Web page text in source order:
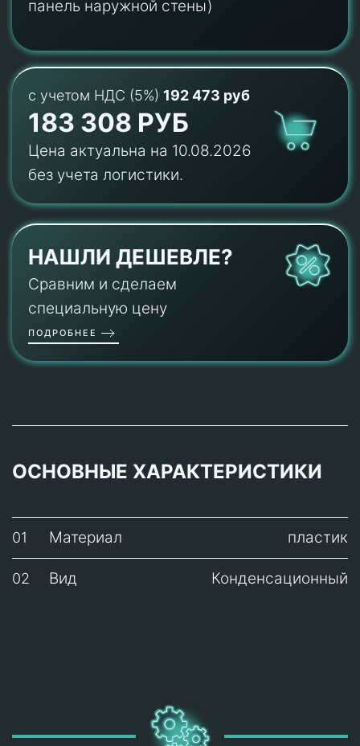
с учетом НДС (5%) 192 473 руб
183 308 РУБ
Цена актуальна на 10.08.2026
без учета логистики.
НАШЛИ ДЕШЕВЛЕ?
Сравним и сделаем
специальную цену
ПОДРОБНЕЕ
ОСНОВНЫЕ ХАРАКТЕРИСТИКИ
01 Материал пластик
02 Вид Конденсационный